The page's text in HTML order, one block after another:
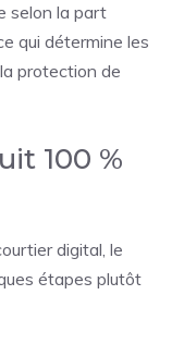
selon la part
qui détermine les
protection de
100 %
digital, le
étapes plutôt